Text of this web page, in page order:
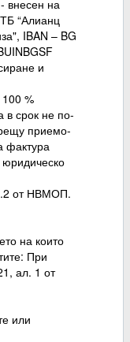
внесен на
“Алианц
IBAN – BG
и
%
в срок не по-
приемо-
фактура
юридическо
от НВМОП.
на които
При
ал. 1 от
или